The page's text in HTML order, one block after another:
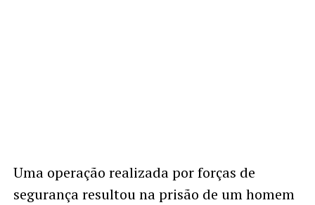
Uma operação realizada por forças de
segurança resultou na prisão de um homem